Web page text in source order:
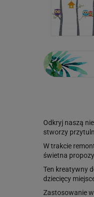
Odkryj naszą
stworzy
W trakcie
świetna
Ten kreatywny
dziecięcy
Zastosowanie